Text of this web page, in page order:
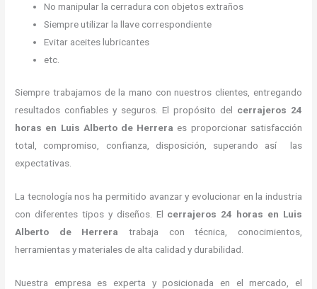
No manipular la cerradura con objetos extraños
Siempre utilizar la llave correspondiente
Evitar aceites lubricantes
etc.
Siempre trabajamos de la mano con nuestros clientes, entregando
resultados confiables y seguros. El propósito del cerrajeros 24
horas en Luis Alberto de Herrera es proporcionar satisfacción
total, compromiso, confianza, disposición, superando así las
expectativas.
La tecnología nos ha permitido avanzar y evolucionar en la industria
con diferentes tipos y diseños. El cerrajeros 24 horas en Luis
Alberto de Herrera trabaja con técnica, conocimientos,
herramientas y materiales de alta calidad y durabilidad.
Nuestra empresa es experta y posicionada en el mercado, el